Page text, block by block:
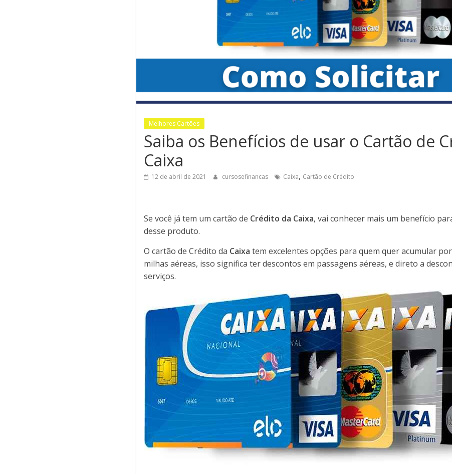
Melhores Cartões
Saiba os Benefícios de usar o Cartão de
Caixa
12 de abril de 2021 cursosefinancas Caixa, Cartão de Crédito
Se você já tem um cartão de Crédito da Caixa, vai conhecer mais um benefício
desse produto.
O cartão de Crédito da Caixa tem excelentes opções para quem quer acumular
milhas aéreas, isso significa ter descontos em passagens aéreas, e direto a
serviços.